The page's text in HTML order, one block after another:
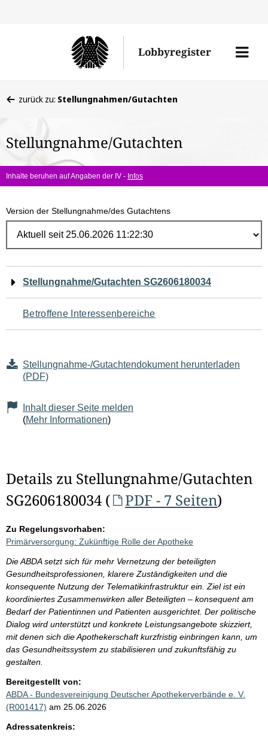
Lobbyregister
Menü
befinden
hier:
zurück zu: Stellungnahmen/Gutachten
Stellungnahme/Gutachten
Inhalte beruhen auf Angaben der IV - Infos
Version der Stellungnahme/des Gutachtens
Navigation
für
den
Seiteninhalt
Stellungnahme/Gutachten SG2606180034
Betroffene Interessenbereiche
Stellungnahme-/Gutachtendokument herunterladen
(PDF)
Inhalt dieser Seite melden
(Mehr Informationen)
Details zu Stellungnahme/Gutachten
SG2606180034 (
PDF - 7 Seiten)
Zu Regelungsvorhaben:
Primärversorgung: Zukünftige Rolle der Apotheke
Die ABDA setzt sich für mehr Vernetzung der beteiligten
Gesundheitsprofessionen, klarere Zuständigkeiten und die
konsequente Nutzung der Telematikinfrastruktur ein. Ziel ist ein
koordiniertes Zusammenwirken aller Beteiligten – konsequent am
Bedarf der Patientinnen und Patienten ausgerichtet. Der politische
Dialog wird unterstützt und konkrete Leistungsangebote skizziert,
mit denen sich die Apothekerschaft kurzfristig einbringen kann, um
das Gesundheitssystem zu stabilisieren und zukunftsfähig zu
gestalten.
Bereitgestellt von:
ABDA - Bundesvereinigung Deutscher Apothekerverbände e. V.
(R001417) am 25.06.2026
Adressatenkreis: